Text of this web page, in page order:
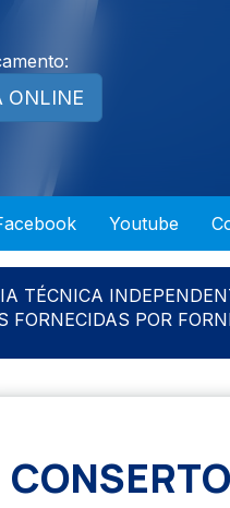
ONLINE
Youtube
TÉCNICA
FORNECIDAS POR